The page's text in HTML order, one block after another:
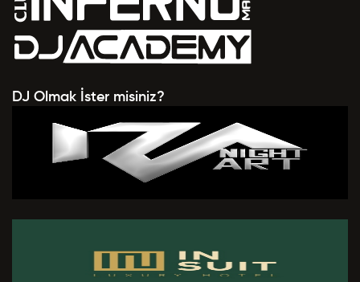
DJ Olmak İster misiniz?